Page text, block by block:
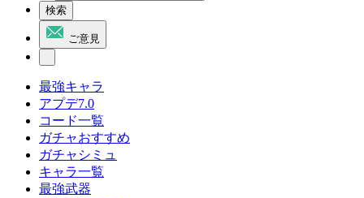
検索
ご意見
最強キャラ
アプデ7.0
コード一覧
ガチャおすすめ
ガチャシミュ
キャラ一覧
最強武器